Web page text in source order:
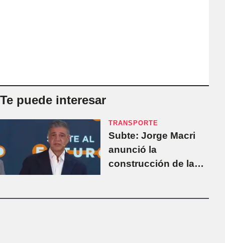
Te puede interesar
TRANSPORTE
Subte: Jorge Macri
anunció la
construcción de la